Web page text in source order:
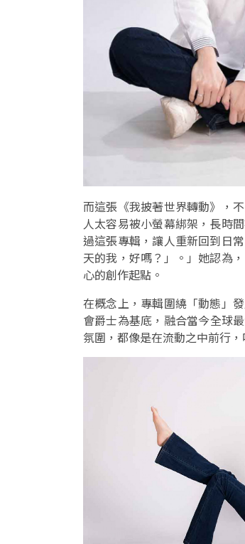
而這張《我披著世界轉動》，
人太容易被小螢幕綁架，長時
過這張專輯，讓人重新回到日
天的我，好嗎？」。」她認為
心的創作起點。
在概念上，專輯圍繞「動態」
會爵士為基底，融合當今全球
氛圍，都像是在流動之中前行